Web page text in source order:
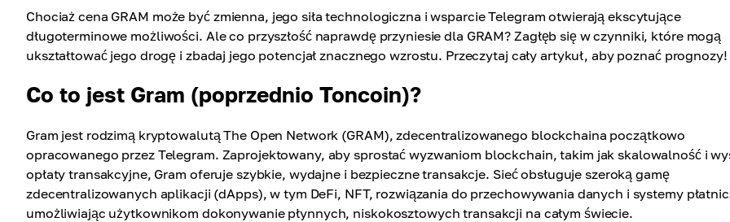
Chociaż cena GRAM może być zmienna, jego siła technologiczna i wsparcie Telegram otwierają ekscytujące
długoterminowe możliwości. Ale co przyszłość naprawdę przyniesie dla GRAM? Zagłęb się w czynniki, które mogą
ukształtować jego drogę i zbadaj jego potencjał znacznego wzrostu. Przeczytaj cały artykuł, aby poznać prognozy!
Co to jest Gram (poprzednio Toncoin)?
Gram jest rodzimą kryptowalutą The Open Network (GRAM), zdecentralizowanego blockchaina początkowo
opracowanego przez Telegram. Zaprojektowany, aby sprostać wyzwaniom blockchain, takim jak skalowalność i
opłaty transakcyjne, Gram oferuje szybkie, wydajne i bezpieczne transakcje. Sieć obsługuje szeroką gamę
zdecentralizowanych aplikacji (dApps), w tym DeFi, NFT, rozwiązania do przechowywania danych i systemy
umożliwiając użytkownikom dokonywanie płynnych, niskokosztowych transakcji na całym świecie.